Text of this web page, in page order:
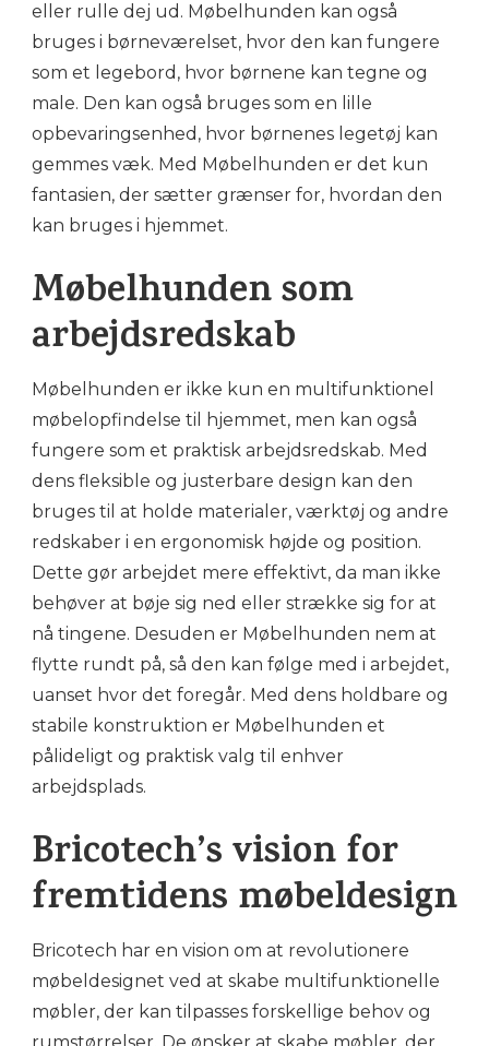
eller rulle dej ud. Møbelhunden kan også
bruges i børneværelset, hvor den kan fungere
som et legebord, hvor børnene kan tegne og
male. Den kan også bruges som en lille
opbevaringsenhed, hvor børnenes legetøj kan
gemmes væk. Med Møbelhunden er det kun
fantasien, der sætter grænser for, hvordan den
kan bruges i hjemmet.
Møbelhunden som
arbejdsredskab
Møbelhunden er ikke kun en multifunktionel
møbelopfindelse til hjemmet, men kan også
fungere som et praktisk arbejdsredskab. Med
dens fleksible og justerbare design kan den
bruges til at holde materialer, værktøj og andre
redskaber i en ergonomisk højde og position.
Dette gør arbejdet mere effektivt, da man ikke
behøver at bøje sig ned eller strække sig for at
nå tingene. Desuden er Møbelhunden nem at
flytte rundt på, så den kan følge med i arbejdet,
uanset hvor det foregår. Med dens holdbare og
stabile konstruktion er Møbelhunden et
pålideligt og praktisk valg til enhver
arbejdsplads.
Bricotech’s vision for
fremtidens møbeldesign
Bricotech har en vision om at revolutionere
møbeldesignet ved at skabe multifunktionelle
møbler, der kan tilpasses forskellige behov og
rumstørrelser. De ønsker at skabe møbler, der